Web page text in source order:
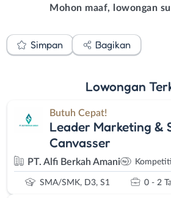
Mohon maaf, lowongan
Simpan Bagikan
Lowongan
Butuh Cepat!
Leader Marketing &
Canvasser
PT. Alfi Berkah Amani
SMA/SMK, D3, S1 0 - 2